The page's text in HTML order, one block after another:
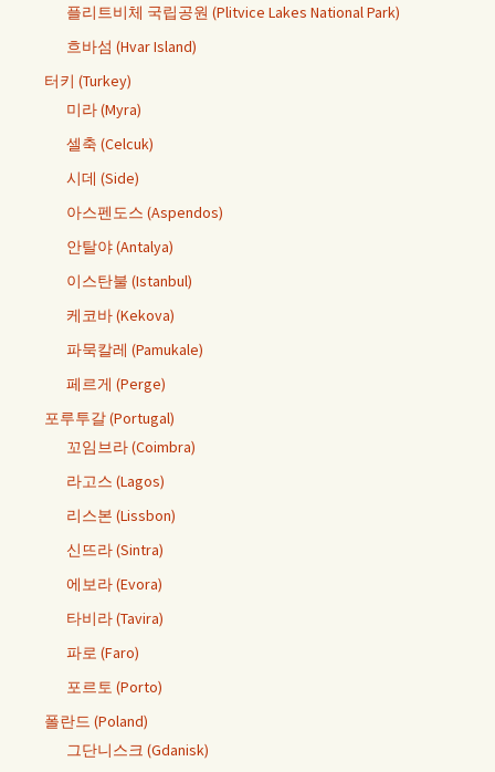
플리트비체 국립공원 (Plitvice Lakes National Park)
흐바섬 (Hvar Island)
터키 (Turkey)
미라 (Myra)
셀축 (Celcuk)
시데 (Side)
아스펜도스 (Aspendos)
안탈야 (Antalya)
이스탄불 (Istanbul)
케코바 (Kekova)
파묵칼레 (Pamukale)
페르게 (Perge)
포루투갈 (Portugal)
꼬임브라 (Coimbra)
라고스 (Lagos)
리스본 (Lissbon)
신뜨라 (Sintra)
에보라 (Evora)
타비라 (Tavira)
파로 (Faro)
포르토 (Porto)
폴란드 (Poland)
그단니스크 (Gdanisk)